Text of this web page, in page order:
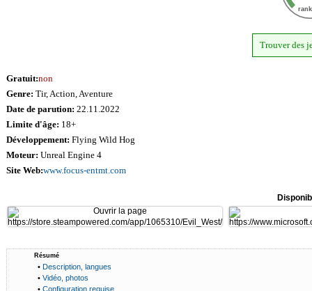
Trouver des
Gratuit:non
Genre: Tir, Action, Aventure
Date de parution: 22.11.2022
Limite d'âge: 18+
Développement: Flying Wild Hog
Moteur: Unreal Engine 4
Site Web:www.focus-entmt.com
Résumé
• Description, langues
• Vidéo, photos
• Configuration requise